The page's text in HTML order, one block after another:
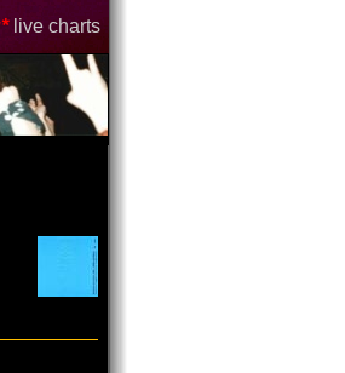
live charts